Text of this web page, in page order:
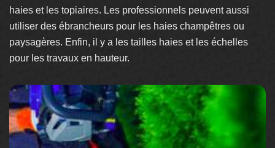
haies et les topiaires. Les professionnels peuvent aussi
utiliser des ébrancheurs pour les haies champêtres ou
paysagères. Enfin, il y a les tailles haies et les échelles
pour les travaux en hauteur.